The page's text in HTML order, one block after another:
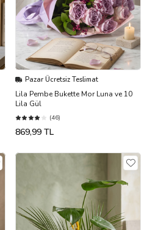
Pazar Ücretsiz Teslimat
Lila Pembe Bukette Mor Luna ve 10
Lila Gül
(46)
869,99 TL